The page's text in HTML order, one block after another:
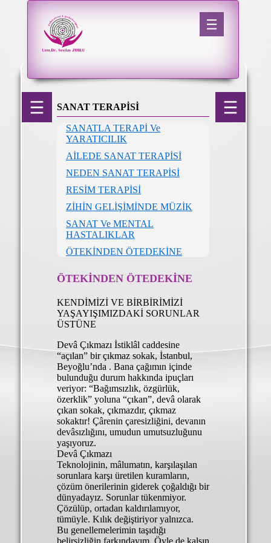
SANAT TERAPİSİ
SANATLA TERAPİ Ve
YARATICILIK
AİLEDE SANAT TERAPİSİ
NEDEN SANAT TERAPİSİ
RESİM TERAPİSİ
ZİHİN GELİŞİMİNDE MÜZİK
SANAT Ve MENTAL
HASTALIKLAR
ÖTEKİNDEN ÖTEDEKİNE
ÖTEKİNDEN ÖTEDEKİNE
KENDİMİZİ VE BİRBİRİMİZİ
YAŞAYIŞIMIZDAKİ SORUNLAR
ÜSTÜNE
Devâ Çıkmazı İstiklâl caddesine
“açılan” bir çıkmaz sokak, İstanbul,
Beyoğlu’nda . Bana çağımın içinde
bulunduğu durum hakkında ipuçları
veriyor: “Bağımsızlık, özgürlük,
özerklik” yoluna “çıkan”, devâ olarak
çıkan sokak, çıkmazdır, çıkmaz
sokaktır! Çârenin çaresizliğini, devanın
devâsızlığını, umudun umutsuzluğunu
yaşıyoruz.
Devâ Çıkmazı
Teknolojinin, mâlumatın, karşılaşılan
sorunlara karşı üretilen kuramların,
çözüm önerilerinin giderek çoğaldığı bir
dünyadayız. Sorunlar tükenmiyor.
Çözülüp, ortadan kaldırılamıyor,
tümüyle. Kılık değiştiriyor yalnızca.
Bu genellemelerimin taşıdığı
belirsizliğin farkındayım. Öyle de kalsın